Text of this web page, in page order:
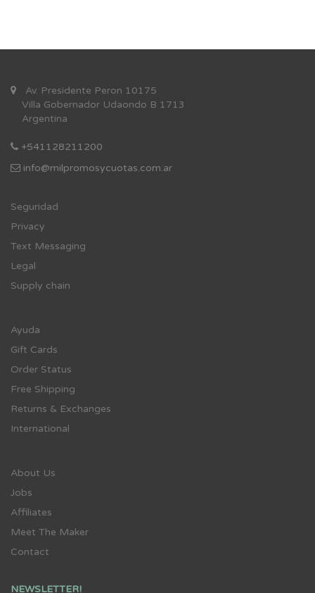
Av. Presidente Peron 10175
Villa Gobernador Udaondo B 1713
Argentina
+541128211200
info@milpromosycuotas.com.ar
Seguridad
Privacy
Text Messaging
Legal
Supply chain
Ayuda
Gift Cards
Order Status
Free Shipping
Returns & Exchanges
International
About Us
Jobs
Affiliates
Meet The Maker
Contact
NEWSLETTER!